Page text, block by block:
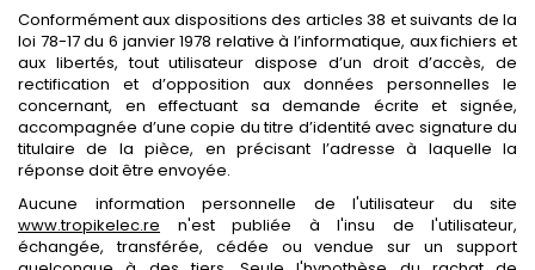
Conformément aux dispositions des articles 38 et suivants de la
loi 78-17 du 6 janvier 1978 relative à l’informatique, aux fichiers et
aux libertés, tout utilisateur dispose d’un droit d’accès, de
rectification et d’opposition aux données personnelles le
concernant, en effectuant sa demande écrite et signée,
accompagnée d’une copie du titre d’identité avec signature du
titulaire de la pièce, en précisant l’adresse à laquelle la
réponse doit être envoyée.
Aucune information personnelle de l'utilisateur du site
www.tropikelec.re n'est publiée à l'insu de l'utilisateur,
échangée, transférée, cédée ou vendue sur un support